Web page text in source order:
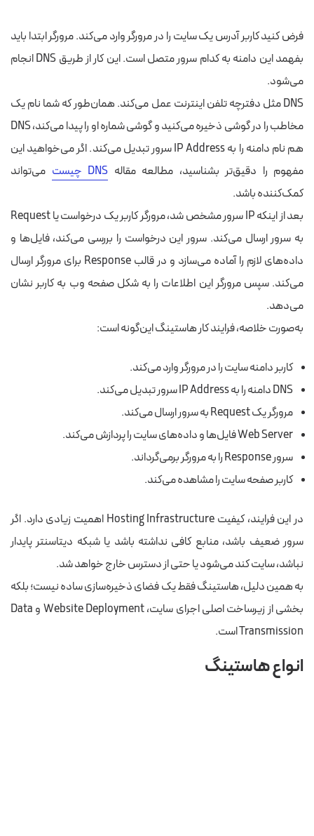
فرض کنید کاربر آدرس یک سایت را در مرورگر وارد می‌کند. مرورگر ابتدا باید
بفهمد این دامنه به کدام سرور متصل است. این کار از طریق DNS انجام
می‌شود.
DNS مثل دفترچه تلفن اینترنت عمل می‌کند. همان‌طور که شما نام یک
مخاطب را در گوشی ذخیره می‌کنید و گوشی شماره او را پیدا می‌کند، DNS
هم نام دامنه را به IP Address سرور تبدیل می‌کند. اگر می‌خواهید این
مفهوم را دقیق‌تر بشناسید، مطالعه مقاله DNS چیست
می‌تواند
کمک‌کننده باشد.
بعد از اینکه IP سرور مشخص شد، مرورگر کاربر یک درخواست یا Request
به سرور ارسال می‌کند. سرور این درخواست را بررسی می‌کند، فایل‌ها و
داده‌های لازم را آماده می‌سازد و در قالب Response برای مرورگر ارسال
می‌کند. سپس مرورگر این اطلاعات را به شکل صفحه وب به کاربر نشان
می‌دهد.
به‌صورت خلاصه، فرایند کار هاستینگ این‌گونه است:
کاربر دامنه سایت را در مرورگر وارد می‌کند.
DNS دامنه را به IP Address سرور تبدیل می‌کند.
مرورگر یک Request به سرور ارسال می‌کند.
Web Server فایل‌ها و داده‌های سایت را پردازش می‌کند.
سرور Response را به مرورگر برمی‌گرداند.
کاربر صفحه سایت را مشاهده می‌کند.
در این فرایند، کیفیت Hosting Infrastructure اهمیت زیادی دارد. اگر
سرور ضعیف باشد، منابع کافی نداشته باشد یا شبکه دیتاسنتر پایدار
نباشد، سایت کند می‌شود یا حتی از دسترس خارج خواهد شد.
به همین دلیل، هاستینگ فقط یک فضای ذخیره‌سازی ساده نیست؛ بلکه
بخشی از زیرساخت اصلی اجرای سایت، Website Deployment و Data
Transmission است.
انواع هاستینگ